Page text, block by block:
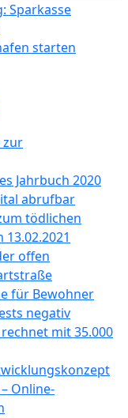
Sparkasse
starten
zur
Jahrbuch 2020
abrufbar
tödlichen
offen
für Bewohner
negativ
mit 35.000
Online-